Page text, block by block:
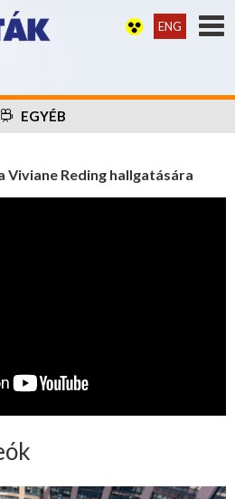
ENG
EGYÉB
Viviane Reding hallgatására